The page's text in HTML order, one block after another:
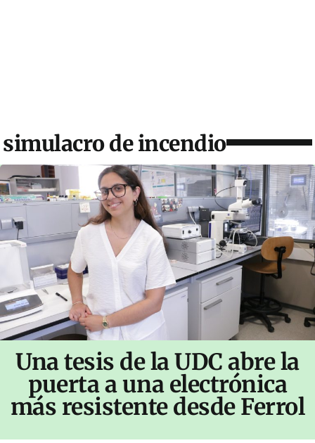
simulacro de incendio
Una tesis de la UDC abre la
puerta a una electrónica
más resistente desde Ferrol